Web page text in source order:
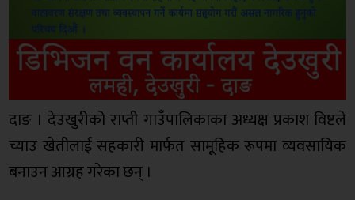
दाङ । देउखुरीको राप्ती गाउँपालिकाका अध्यक्ष प्रकाश विष्टले
च्याउ खेतीलाई सहकारी मार्फत सामूहिक रूपमा व्यवसायिक
बनाउन आग्रह गरेका छन् ।